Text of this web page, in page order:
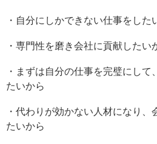
・自分にしかできない仕事をした
・専門性を磨き会社に貢献したい
・まずは自分の仕事を完璧にして
たいから
・代わりが効かない人材になり
たいから